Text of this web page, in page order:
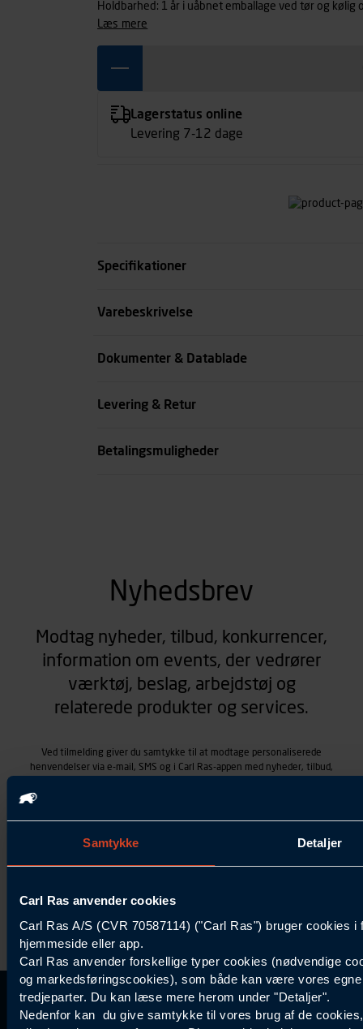
Samtykke Detaljer
Carl Ras anvender cookies
Carl Ras A/S (CVR 70587114) ("Carl Ras") bruger cookies
hjemmeside eller app.
Carl Ras anvender forskellige typer cookies (nødvendige
og markedsføringscookies), som både kan være vores
tredjeparter. Du kan læse mere herom under "Detaljer".
Nedenfor kan du give samtykke til vores brug af de
Holdbarhed: 1 år i uåbnet emballage ved tør og kølig
læs mere
Lagerstatus online
Levering 7-12 dage
Specifikationer
Indhold ml
Varebeskrivelse
Dokumenter & Datablade
Levering & Retur
Betalingsmuligheder
Nyhedsbrev
Modtag nyheder, tilbud, konkurrencer,
information om events, der vedrører
værktøj, beslag, arbejdstøj og
relaterede produkter og services.
Ved tilmelding giver du samtykke til at modtage personaliserede
henvendelser via e-mail, SMS og i Carl Ras-appen med nyheder, tilbud,
Samtykket betyder også, at Carl Ras A/S som dataansvarlig kan
samtykke tilbage ved at trykke "Afmeld" i bunden af hver
vorespersondatapolitik
Kontakt Kundeservice Information
Carl Ras Gruppen
Kundefordele
Bliv kontokunde
Inspiration
Specialisten